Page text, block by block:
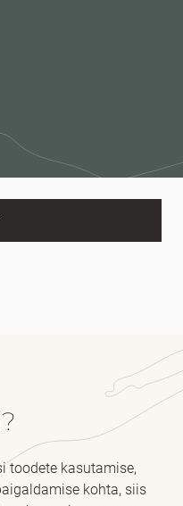
toodete kasutamise,
kohta, siis